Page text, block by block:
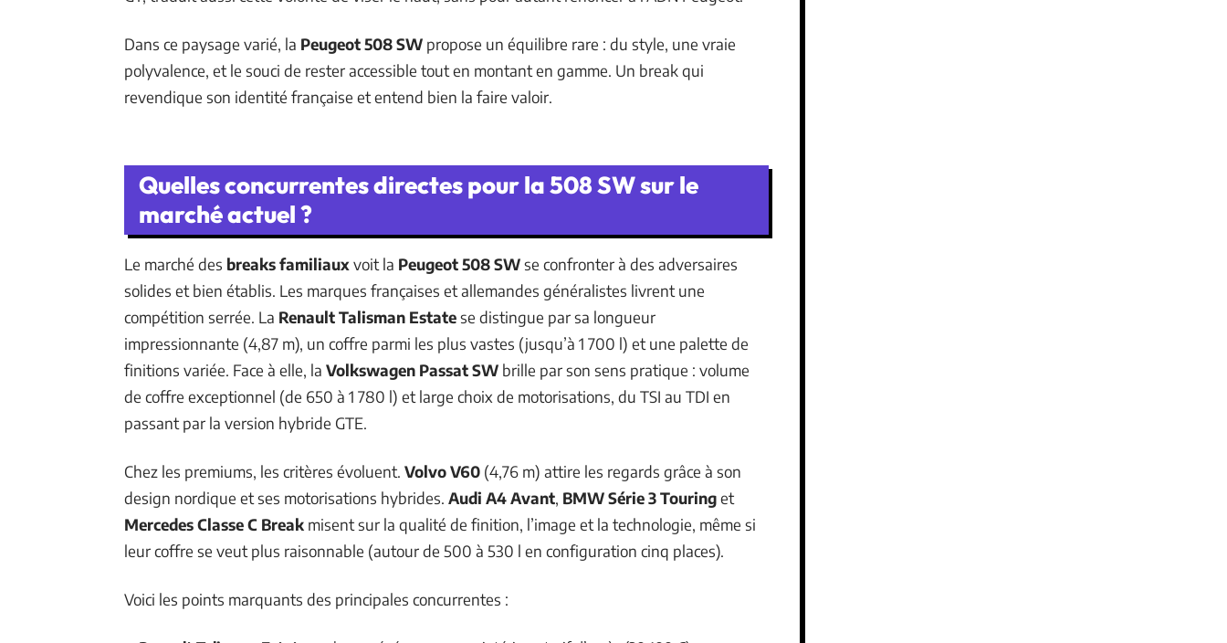
Dans ce paysage varié, la Peugeot 508 SW propose un équilibre rare : du style, une vraie
polyvalence, et le souci de rester accessible tout en montant en gamme. Un break qui
revendique son identité française et entend bien la faire valoir.
Quelles concurrentes directes pour la 508 SW sur le
marché actuel ?
Le marché des breaks familiauxvoit la Peugeot 508 SWse confronter à des adversaires
solides et bien établis. Les marques françaises et allemandes généralistes livrent une
compétition serrée. La Renault Talisman Estatese distingue par sa longueur
impressionnante (4,87 m), un coffre parmi les plus vastes (jusqu’à 1 700 l) et une palette de
finitions variée. Face à elle, la Volkswagen Passat SW brille par son sens pratique : volume
de coffre exceptionnel (de 650 à 1 780 l) et large choix de motorisations, du TSI au TDI en
passant par la version hybride GTE.
Chez les premiums, les critères évoluent. Volvo V60 (4,76 m) attire les regards grâce à son
design nordique et ses motorisations hybrides. Audi A4 Avant, BMW Série 3 Touringet
Mercedes Classe C Break misent sur la qualité de finition, l’image et la technologie, même si
leur coffre se veut plus raisonnable (autour de 500 à 530 l en configuration cinq places).
Voici les points marquants des principales concurrentes :